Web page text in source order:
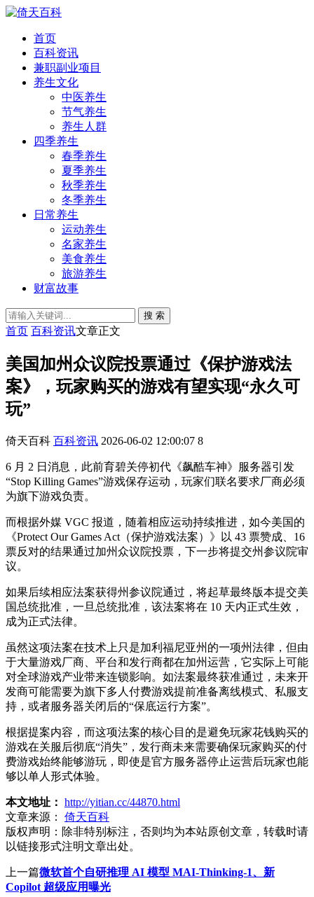
首页
百科资讯
兼职副业项目
养生文化
中医养生
节气养生
养生人群
四季养生
春季养生
夏季养生
秋季养生
冬季养生
日常养生
运动养生
名家养生
美食养生
旅游养生
财富故事
搜 索
首页 百科资讯文章正文
美国加州众议院投票通过《保护游戏法
案》，玩家购买的游戏有望实现“永久可
玩”
倚天百科 百科资讯 2026-06-02 12:00:07 8
6 月 2 日消息，此前育碧关停初代《飙酷车神》服务器引发
“Stop Killing Games”游戏保存运动，玩家们联名要求厂商必须
为旗下游戏负责。
而根据外媒 VGC 报道，随着相应运动持续推进，如今美国的
《Protect Our Games Act（保护游戏法案）》以 43 票赞成、16
票反对的结果通过加州众议院投票，下一步将提交州参议院审
议。
如果后续相应法案获得州参议院通过，将起草最终版本提交美
国总统批准，一旦总统批准，该法案将在 10 天内正式生效，
成为正式法律。
虽然这项法案在技术上只是加利福尼亚州的一项州法律，但由
于大量游戏厂商、平台和发行商都在加州运营，它实际上可能
对全球游戏产业带来连锁影响。如法案最终获准通过，未来开
发商可能需要为旗下多人付费游戏提前准备离线模式、私服支
持，或者服务器关闭后的“保底运行方案”。
根据提案内容，而这项法案的核心目的是避免玩家花钱购买的
游戏在关服后彻底“消失”，发行商未来需要确保玩家购买的付
费游戏始终能够游玩，即使是官方服务器停止运营后玩家也能
够以单人形式体验。
本文地址： http://yitian.cc/44870.html
文章来源：
倚天百科
版权声明： 除非特别标注，否则均为本站原创文章，转载时请
以链接形式注明文章出处。
上一篇微软首个自研推理 AI 模型 MAI-Thinking-1、新
Copilot 超级应用曝光